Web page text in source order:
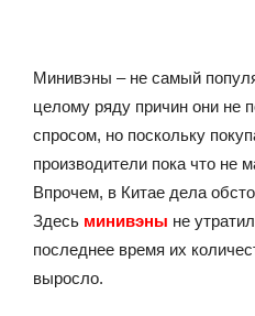
Минивэны – не самый
целому ряду причин они не
спросом, но поскольку
производители пока что не
Впрочем, в Китае дела
Здесь минивэны не
последнее время их
выросло.